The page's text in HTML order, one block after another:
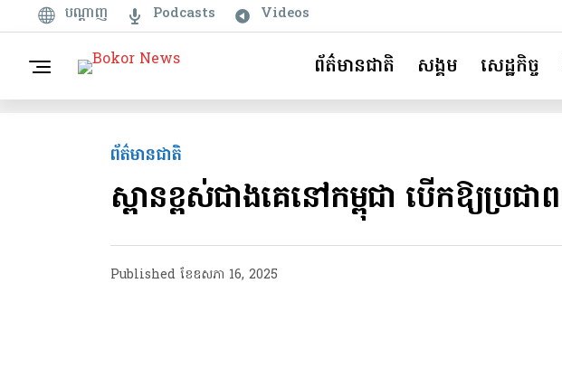
បណ្តាញ Podcasts Videos
ព័ត៌មានជាតិ សង្គម សេដ្ឋកិច្ច
ព័ត៌មានជាតិ
ស្ពានខ្ពស់ជាងគេនៅកម្ពុជា បើកឱ្យប្រជ
Published ខែ​ឧសភា 16, 2025